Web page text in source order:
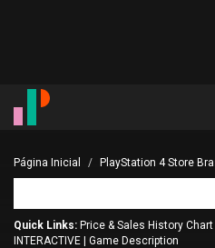
Página Inicial PlayStation 4 Store
Quick Links: Price & Sales History Chart
INTERACTIVE
Game Description